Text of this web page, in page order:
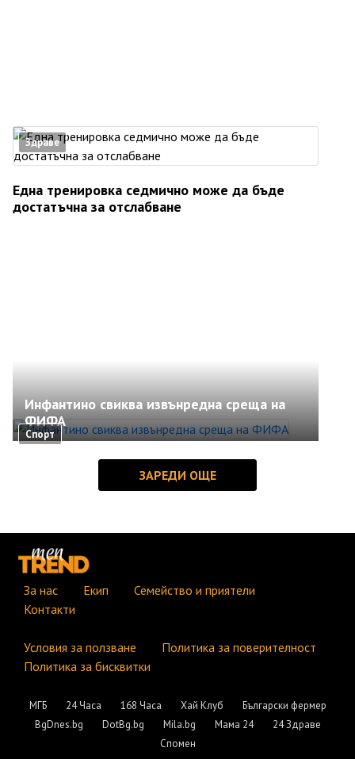
Здраве
Една тренировка седмично може да бъде
достатъчна за отслабване
Спорт
Инфантино свиква извънредна среща на
ФИФА
За нас Екип
Семейство и приятели
Контакти
Условия за ползване
Политика за поверителност
Политика за бисквитки
МГБ 24 Часа 168 Часа Хай Клуб
Български фермер
BgDnes.bg
DotBg.bg Mila.bg Мама 24
24 Здраве
Спомен